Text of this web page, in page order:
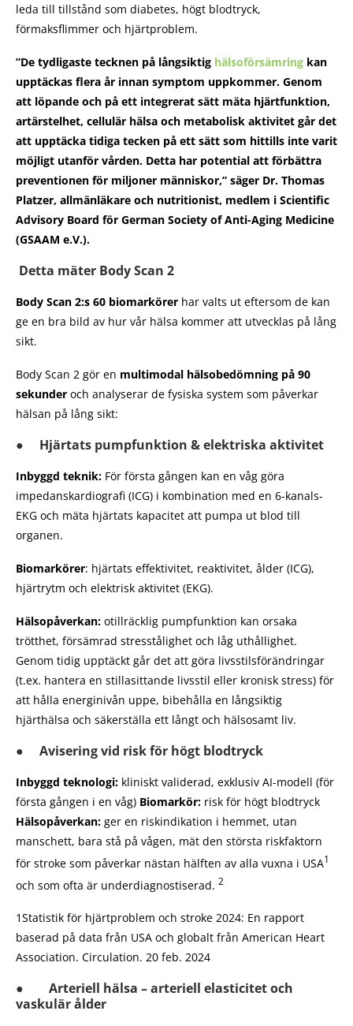
leda till tillstånd som diabetes, högt blodtryck,
förmaksflimmer och hjärtproblem.
”De tydligaste tecknen på långsiktig hälsoförsämring kan
upptäckas flera år innan symptom uppkommer. Genom
att löpande och på ett integrerat sätt mäta hjärtfunktion,
artärstelhet, cellulär hälsa och metabolisk aktivitet går det
att upptäcka tidiga tecken på ett sätt som hittills inte varit
möjligt utanför vården. Detta har potential att förbättra
preventionen för miljoner människor,” säger Dr. Thomas
Platzer, allmänläkare och nutritionist, medlem i Scientific
Advisory Board för German Society of Anti-Aging Medicine
(GSAAM e.V.).
Detta mäter Body Scan 2
Body Scan 2:s 60 biomarkörer har valts ut eftersom de kan
ge en bra bild av hur vår hälsa kommer att utvecklas på lång
sikt.
Body Scan 2 gör en multimodal hälsobedömning på 90
sekunder och analyserar de fysiska system som påverkar
hälsan på lång sikt:
● Hjärtats pumpfunktion & elektriska aktivitet
Inbyggd teknik: För första gången kan en våg göra
impedanskardiografi (ICG) i kombination med en 6-kanals-
EKG och mäta hjärtats kapacitet att pumpa ut blod till
organen.
Biomarkörer: hjärtats effektivitet, reaktivitet, ålder (ICG),
hjärtrytm och elektrisk aktivitet (EKG).
Hälsopåverkan: otillräcklig pumpfunktion kan orsaka
trötthet, försämrad stresstålighet och låg uthållighet.
Genom tidig upptäckt går det att göra livsstilsförändringar
(t.ex. hantera en stillasittande livsstil eller kronisk stress) för
att hålla energinivån uppe, bibehålla en långsiktig
hjärthälsa och säkerställa ett långt och hälsosamt liv.
● Avisering vid risk för högt blodtryck
Inbyggd teknologi: kliniskt validerad, exklusiv AI-modell (för
första gången i en våg) Biomarkör: risk för högt blodtryck
Hälsopåverkan: ger en riskindikation i hemmet, utan
manschett, bara stå på vågen, mät den största riskfaktorn
för stroke som påverkar nästan hälften av alla vuxna i USA1
och som ofta är underdiagnostiserad. 2
1Statistik för hjärtproblem och stroke 2024: En rapport
baserad på data från USA och globalt från American Heart
Association. Circulation. 20 feb. 2024
● Arteriell hälsa – arteriell elasticitet och
vaskulär ålder